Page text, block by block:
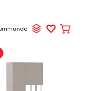
Ajouter